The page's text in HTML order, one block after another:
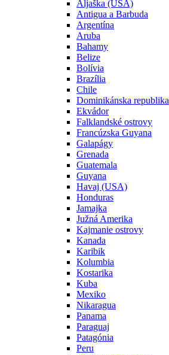
Aljaška (USA)
Antigua a Barbuda
Argentína
Aruba
Bahamy
Belize
Bolívia
Brazília
Chile
Dominikánska republika
Ekvádor
Falklandské ostrovy
Francúzska Guyana
Galapágy
Grenada
Guatemala
Guyana
Havaj (USA)
Honduras
Jamajka
Južná Amerika
Kajmanie ostrovy
Kanada
Karibik
Kolumbia
Kostarika
Kuba
Mexiko
Nikaragua
Panama
Paraguaj
Patagónia
Peru